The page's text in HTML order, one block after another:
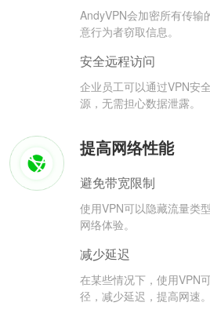
AndyVPN会加密所有传输
意行为者窃取信息。
安全远程访问
企业员工可以通过VPN安
源，无需担心数据泄露。
提高网络性能
避免带宽限制
使用VPN可以隐藏流量类
网络体验。
减少延迟
在某些情况下，使用VPN
径，减少延迟，提高网速。